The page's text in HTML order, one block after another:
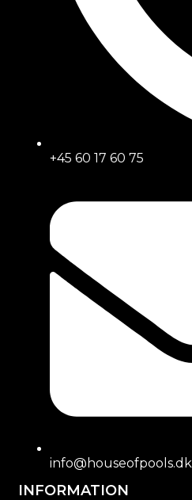
+45 60 17 60 75
info@houseofpools.dk
INFORMATION